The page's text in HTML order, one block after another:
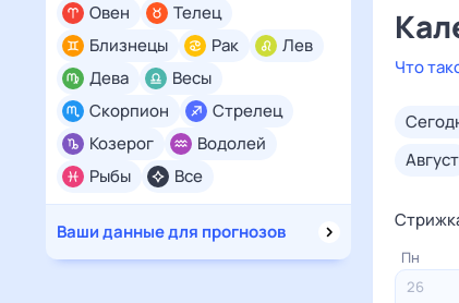
Все
Овен
Телец
Близнецы
Рак
Лев
Дева
Весы
Скорпион
Стрелец
Козерог
Водолей
Рыбы
Ваши данные для прогнозов
Что
август
Пн
26